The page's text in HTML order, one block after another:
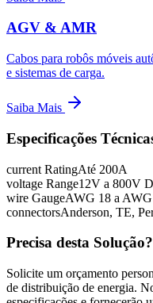
AGV & AMR
Cabos para robôs móveis
e sistemas de carga.
Saiba Mais
Especificações
current RatingAté 200A
voltage Range12V a 800V
wire GaugeAWG 18 a
connectorsAnderson, TE,
Precisa desta Solução?
Solicite um orçamento
de distribuição de energia.